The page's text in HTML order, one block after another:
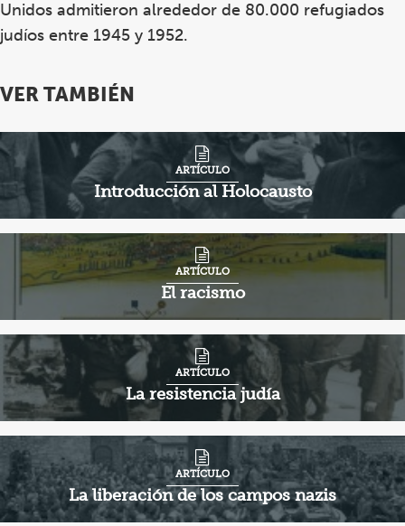
Unidos admitieron alrededor de 80.000 refugiados
judíos entre 1945 y 1952.
VER TAMBIÉN
Introducción al Holocausto
ARTÍCULO
El racismo
ARTÍCULO
La resistencia judía
ARTÍCULO
La liberación de los campos nazis
ARTÍCULO